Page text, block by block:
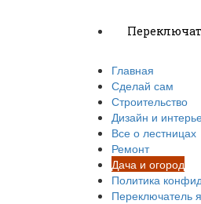
Главная
Сделай сам
Строительство
Дизайн и
Все о лестницах
Ремонт
Дача и огород
Политика
Переключатель